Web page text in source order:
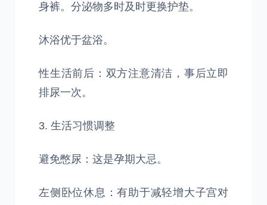
身裤。分泌物多时及时更换护垫。
沐浴优于盆浴。
性生活前后：双方注意清洁，事后立即
排尿一次。
3. 生活习惯调整
避免憋尿：这是孕期大忌。
左侧卧位休息：有助于减轻增大子宫对